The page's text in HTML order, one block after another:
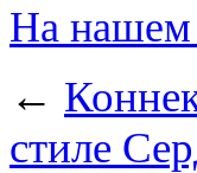
На нашем
←
стиле